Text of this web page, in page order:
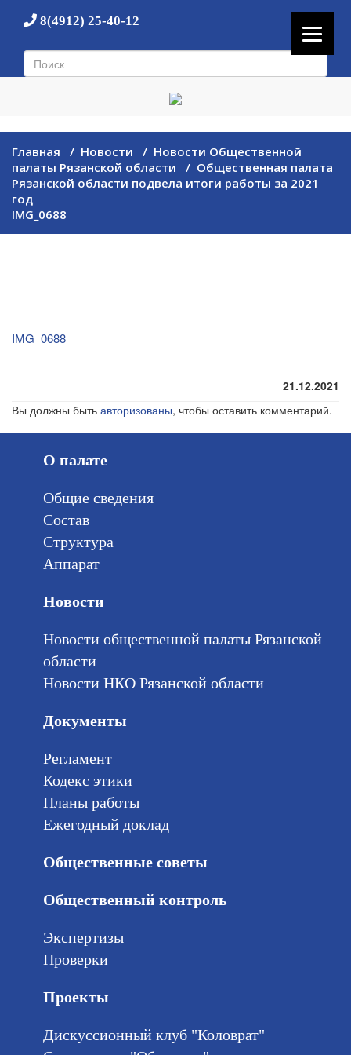
8(4912) 25-40-12
Главная / Новости / Новости Общественной
палаты Рязанской области / Общественная палата
Рязанской области подвела итоги работы за 2021
год
IMG_0688
IMG_0688
21.12.2021
Вы должны быть авторизованы, чтобы оставить комментарий.
О палате
Общие сведения
Состав
Структура
Аппарат
Новости
Новости общественной палаты Рязанской
области
Новости НКО Рязанской области
Документы
Регламент
Кодекс этики
Планы работы
Ежегодный доклад
Общественные советы
Общественный контроль
Экспертизы
Проверки
Проекты
Дискуссионный клуб "Коловрат"